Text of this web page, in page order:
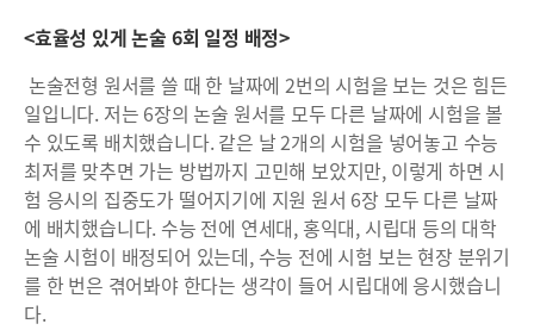
<효율성 있게 논술 6회 일정 배정>
논술전형 원서를 쓸 때 한 날짜에 2번의 시험을 보는 것은 힘든
일입니다. 저는 6장의 논술 원서를 모두 다른 날짜에 시험을 볼
수 있도록 배치했습니다. 같은 날 2개의 시험을 넣어놓고 수능
최저를 맞추면 가는 방법까지 고민해 보았지만, 이렇게 하면 시
험 응시의 집중도가 떨어지기에 지원 원서 6장 모두 다른 날짜
에 배치했습니다. 수능 전에 연세대, 홍익대, 시립대 등의 대학
논술 시험이 배정되어 있는데, 수능 전에 시험 보는 현장 분위기
를 한 번은 겪어봐야 한다는 생각이 들어 시립대에 응시했습니
다.